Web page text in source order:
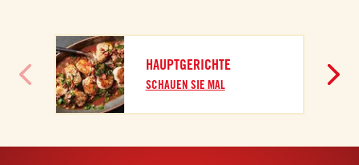
HAUPTGERICHTE
SCHAUEN SIE MAL